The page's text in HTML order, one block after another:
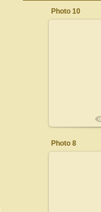
Photo 10
Photo 8